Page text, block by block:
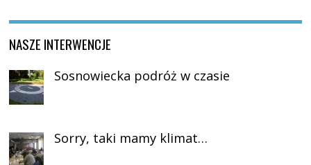
NASZE INTERWENCJE
Sosnowiecka podróż w czasie
Sorry, taki mamy klimat…